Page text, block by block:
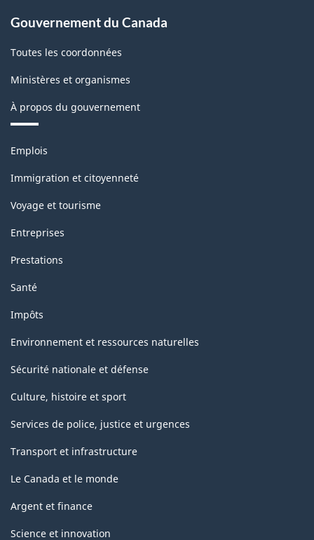
Gouvernement du Canada
Toutes les coordonnées
Ministères et organismes
À propos du gouvernement
Thèmes
sujets
Emplois
Immigration et citoyenneté
Voyage et tourisme
Entreprises
Prestations
Santé
Impôts
Environnement et ressources naturelles
Sécurité nationale et défense
Culture, histoire et sport
Services de police, justice et urgences
Transport et infrastructure
Le Canada et le monde
Argent et finance
Science et innovation